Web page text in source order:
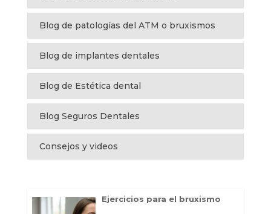
Blog de patologías del ATM o bruxismos
Blog de implantes dentales
Blog de Estética dental
Blog Seguros Dentales
Consejos y videos
Ejercicios para el bruxismo